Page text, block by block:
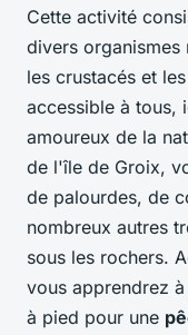
Cette activité
divers organismes
les crustacés et
accessible à tous,
amoureux de la
de l'île de Groix,
de palourdes, de
nombreux autres
sous les rochers.
vous apprendrez
à pied pour une